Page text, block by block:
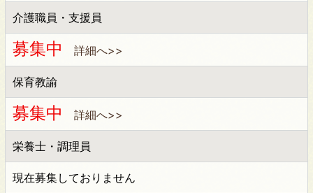
介護職員・支援員
募集中 詳細へ>>
保育教諭
募集中 詳細へ>>
栄養士・調理員
現在募集しておりません